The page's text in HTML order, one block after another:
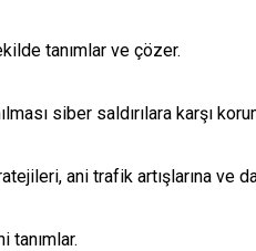
tanımlar ve çözer.
siber saldırılara karşı
ani trafik artışlarına ve
tanımlar.